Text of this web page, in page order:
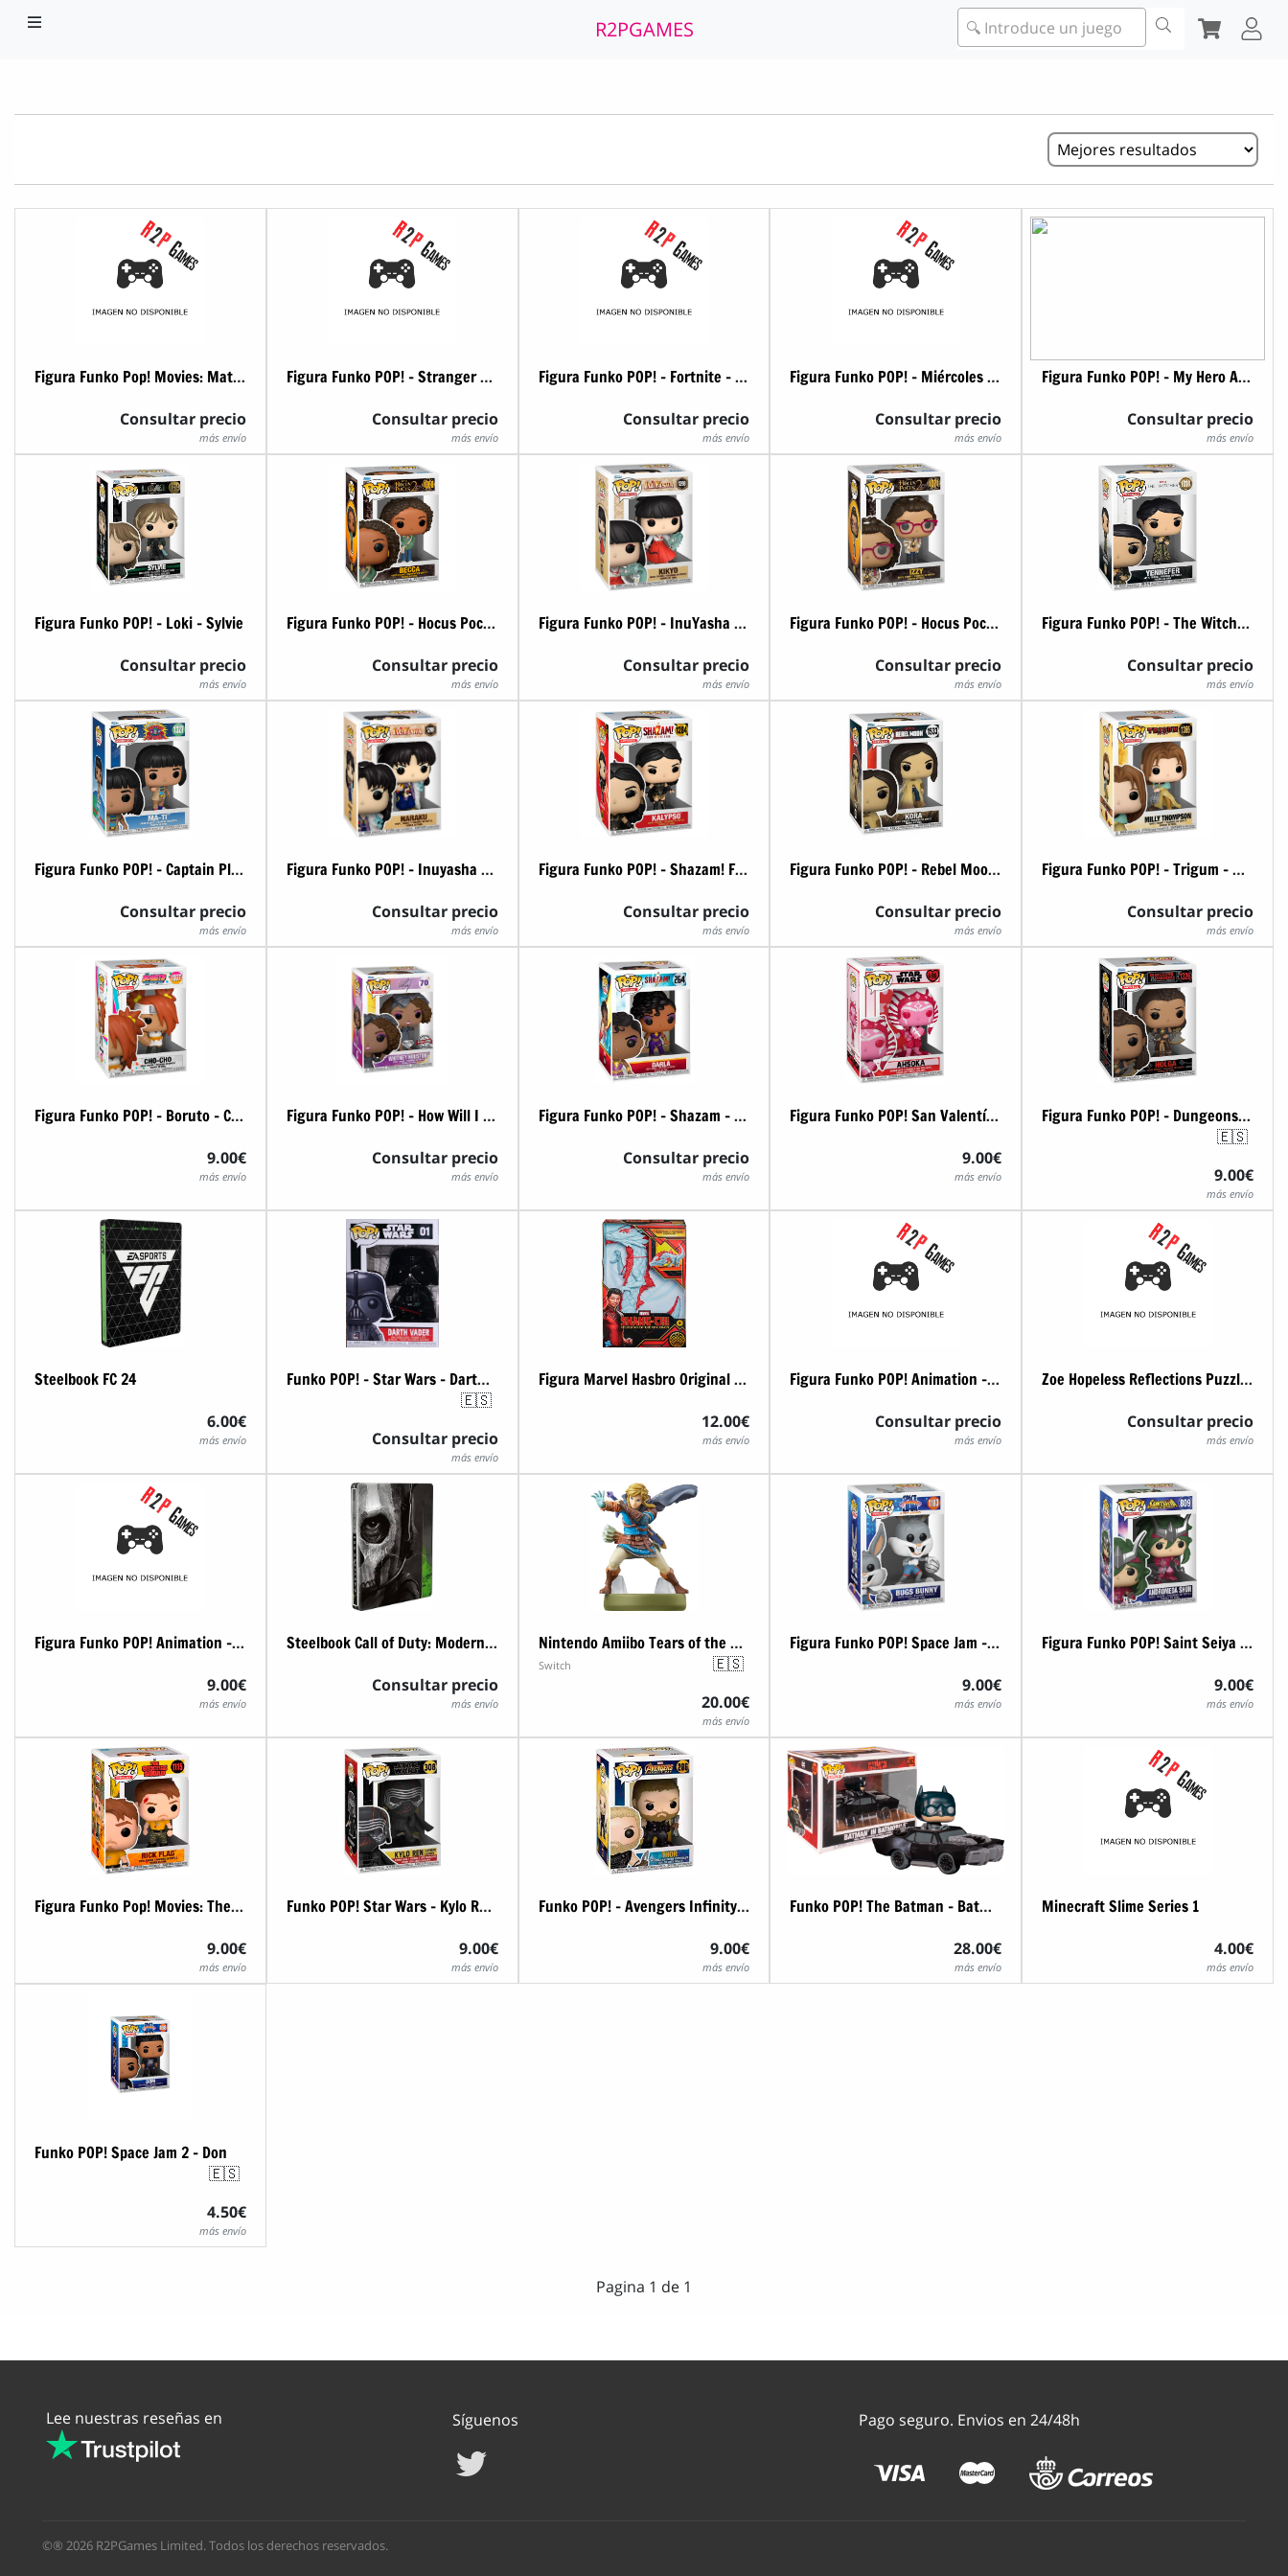
R2PGAMES 🔍 Introduce un juego
Figura Funko Pop! Movies: Matrix - Neo
Consultar precio
más envío
Figura Funko POP! - Stranger Things - Mike Wheeler
Consultar precio
más envío
Figura Funko POP! - Fortnite - Tower Recon
Consultar precio
más envío
Figura Funko POP! - Miércoles - Miércoles Addams
Consultar precio
más envío
Figura Funko POP! - My Hero Academia - Ibara Shiozaki
Consultar precio
más envío
Figura Funko POP! - Loki - Sylvie
Consultar precio
más envío
Figura Funko POP! - Hocus Pocus 2 - Becca
Consultar precio
más envío
Figura Funko POP! - InuYasha - Kikyo
Consultar precio
más envío
Figura Funko POP! - Hocus Pocus 2 - Izzy
Consultar precio
más envío
Figura Funko POP! - The Witcher - Yennefer
Consultar precio
más envío
Figura Funko POP! - Captain Planet - Ma-Ti
Consultar precio
más envío
Figura Funko POP! - Inuyasha - Naraku
Consultar precio
más envío
Figura Funko POP! - Shazam! Fury of the Gods - Kalypso
Consultar precio
más envío
Figura Funko POP! - Rebel Moon - Kora
Consultar precio
más envío
Figura Funko POP! - Trigum - Milly Thompson
Consultar precio
más envío
Figura Funko POP! - Boruto - Cho-Cho
9.00€
más envío
Figura Funko POP! - How Will I Know - Whitney Houston
Consultar precio
más envío
Figura Funko POP! - Shazam - Darla
Consultar precio
más envío
Figura Funko POP! San Valentín - Star Wars - Ahsoka
9.00€
más envío
Figura Funko POP! - Dungeons & Dragons - Holga
🇪🇸
9.00€
más envío
Steelbook FC 24
6.00€
más envío
Funko POP! - Star Wars - Darth Vader
🇪🇸
Consultar precio
más envío
Figura Marvel Hasbro Original Shang Chi Dragón
12.00€
más envío
Figura Funko POP! Animation - Full Metal Alchemist - Oliver Mira Armstrong
Consultar precio
más envío
Zoe Hopeless Reflections Puzzle 500 pcs
Consultar precio
más envío
Figura Funko POP! Animation - Full Metal Alchemist - Riza Hawkeye
9.00€
más envío
Steelbook Call of Duty: Modern Warfare 2
Consultar precio
más envío
Nintendo Amiibo Tears of the Kingdom Link Figura
Switch
🇪🇸
20.00€
más envío
Figura Funko POP! Space Jam - Bugs Bunny (1183)
9.00€
más envío
Figura Funko POP! Saint Seiya - Andromeda Shun (809)
9.00€
más envío
Figura Funko Pop! Movies: The Suicide Squad - Rick Flag
9.00€
más envío
Funko POP! Star Wars - Kylo Ren Supreme Leader
9.00€
más envío
Funko POP! - Avengers Infinity War - Thor
9.00€
más envío
Funko POP! The Batman - Batman en Batmovil
28.00€
más envío
Minecraft Slime Series 1
4.00€
más envío
Funko POP! Space Jam 2 - Don
🇪🇸
4.50€
más envío
Pagina 1 de 1
Lee nuestras reseñas en Síguenos Pago seguro. Envios en 24/48h
©® 2026 R2PGames Limited. Todos los derechos reservados.